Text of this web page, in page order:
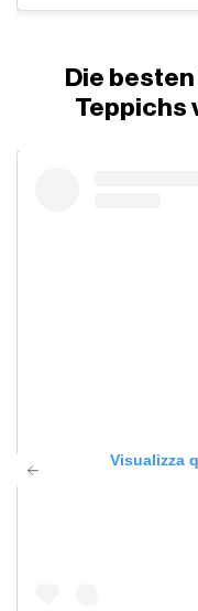
Die
Teppichs
Visualizza